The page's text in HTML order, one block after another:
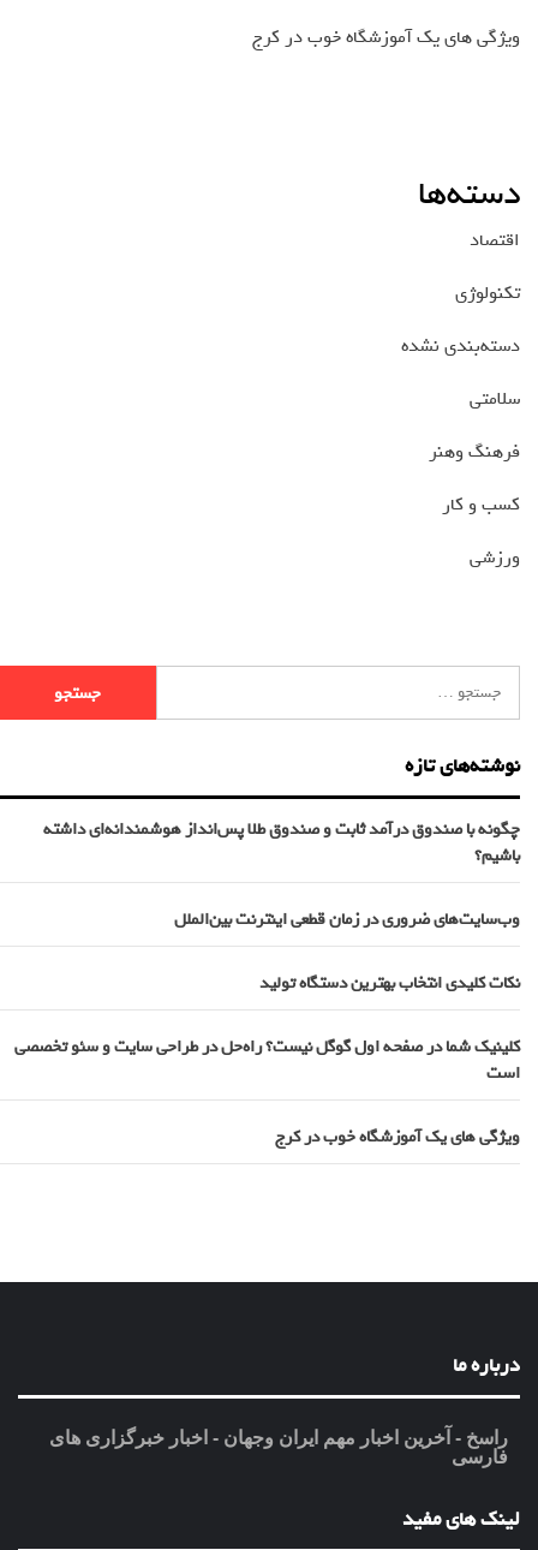
ویژگی های یک آموزشگاه خوب در کرج
دسته‌ها
اقتصاد
تکنولوژی
دسته‌بندی نشده
سلامتی
فرهنگ وهنر
کسب و کار
ورزشی
نوشته‌های تازه
چگونه با صندوق درآمد ثابت و صندوق طلا پس‌انداز هوشمندانه‌ای داشته
باشیم؟
وب‌سایت‌های ضروری در زمان قطعی اینترنت بین‌الملل
نکات کلیدی انتخاب بهترین دستگاه تولید
کلینیک شما در صفحه اول گوگل نیست؟ راه‌حل در طراحی سایت و سئو تخصصی
است
ویژگی های یک آموزشگاه خوب در کرج
درباره ما
راسخ - آخرین اخبار مهم ایران وجهان - اخبار خبرگزاری های
فارسی
لینک های مفید